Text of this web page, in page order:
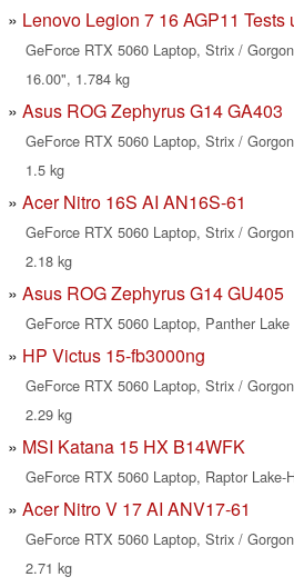
Lenovo Legion 7 16 AGP11
GeForce RTX 5060 Laptop, Strix /
16.00", 1.784 kg
Asus ROG Zephyrus G14 GA403
GeForce RTX 5060 Laptop, Strix /
1.5 kg
Acer Nitro 16S AI AN16S-61
GeForce RTX 5060 Laptop, Strix /
2.18 kg
Asus ROG Zephyrus G14 GU405
GeForce RTX 5060 Laptop, Panther
HP Victus 15-fb3000ng
GeForce RTX 5060 Laptop, Strix /
2.29 kg
MSI Katana 15 HX B14WFK
GeForce RTX 5060 Laptop, Raptor
Acer Nitro V 17 AI ANV17-61
GeForce RTX 5060 Laptop, Strix /
2.71 kg